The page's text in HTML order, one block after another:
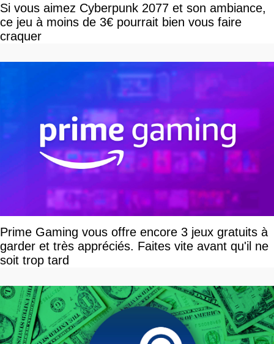
Si vous aimez Cyberpunk 2077 et son ambiance,
ce jeu à moins de 3€ pourrait bien vous faire
craquer
Prime Gaming vous offre encore 3 jeux gratuits à
garder et très appréciés. Faites vite avant qu'il ne
soit trop tard